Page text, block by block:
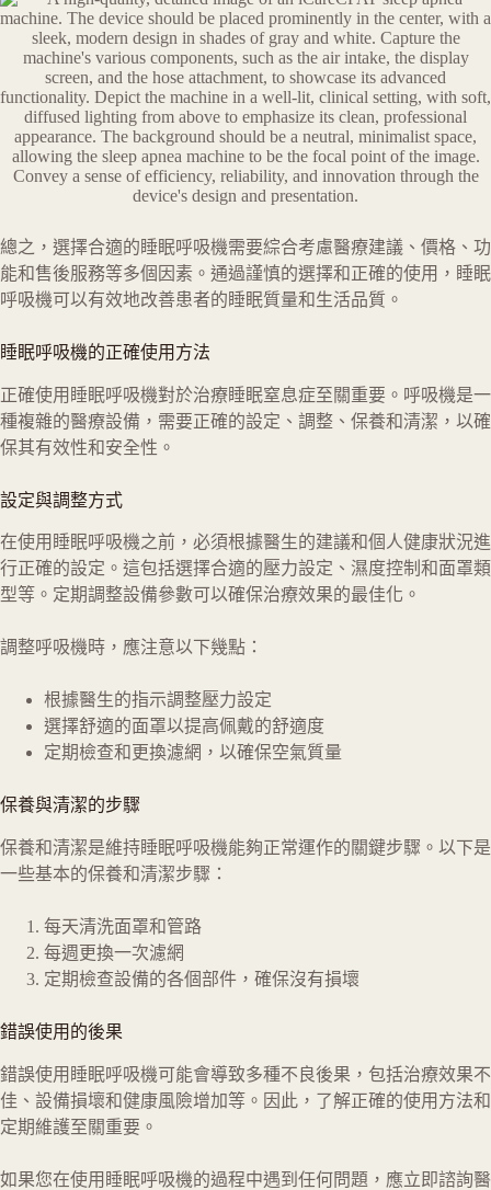
總之，選擇合適的睡眠呼吸機需要綜合考慮醫療建議、價格、功
能和售後服務等多個因素。通過謹慎的選擇和正確的使用，睡眠
呼吸機可以有效地改善患者的睡眠質量和生活品質。
睡眠呼吸機的正確使用方法
正確使用睡眠呼吸機對於治療睡眠窒息症至關重要。呼吸機是一
種複雜的醫療設備，需要正確的設定、調整、保養和清潔，以確
保其有效性和安全性。
設定與調整方式
在使用睡眠呼吸機之前，必須根據醫生的建議和個人健康狀況進
行正確的設定。這包括選擇合適的壓力設定、濕度控制和面罩類
型等。定期調整設備參數可以確保治療效果的最佳化。
調整呼吸機時，應注意以下幾點：
根據醫生的指示調整壓力設定
選擇舒適的面罩以提高佩戴的舒適度
定期檢查和更換濾網，以確保空氣質量
保養與清潔的步驟
保養和清潔是維持睡眠呼吸機能夠正常運作的關鍵步驟。以下是
一些基本的保養和清潔步驟：
每天清洗面罩和管路
每週更換一次濾網
定期檢查設備的各個部件，確保沒有損壞
錯誤使用的後果
錯誤使用睡眠呼吸機可能會導致多種不良後果，包括治療效果不
佳、設備損壞和健康風險增加等。因此，了解正確的使用方法和
定期維護至關重要。
如果您在使用睡眠呼吸機的過程中遇到任何問題，應立即諮詢醫